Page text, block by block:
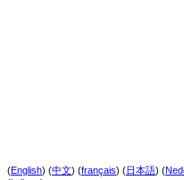
(English) (中文) (français) (日本語) (